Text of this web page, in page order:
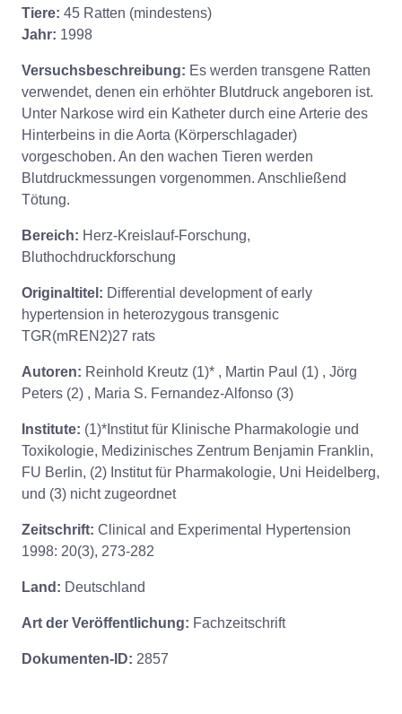
Tiere: 45 Ratten (mindestens)
Jahr: 1998
Versuchsbeschreibung: Es werden transgene Ratten
verwendet, denen ein erhöhter Blutdruck angeboren ist.
Unter Narkose wird ein Katheter durch eine Arterie des
Hinterbeins in die Aorta (Körperschlagader)
vorgeschoben. An den wachen Tieren werden
Blutdruckmessungen vorgenommen. Anschließend
Tötung.
Bereich: Herz-Kreislauf-Forschung,
Bluthochdruckforschung
Originaltitel: Differential development of early
hypertension in heterozygous transgenic
TGR(mREN2)27 rats
Autoren: Reinhold Kreutz (1)* , Martin Paul (1) , Jörg
Peters (2) , Maria S. Fernandez-Alfonso (3)
Institute: (1)*Institut für Klinische Pharmakologie und
Toxikologie, Medizinisches Zentrum Benjamin Franklin,
FU Berlin, (2) Institut für Pharmakologie, Uni Heidelberg,
und (3) nicht zugeordnet
Zeitschrift: Clinical and Experimental Hypertension
1998: 20(3), 273-282
Land: Deutschland
Art der Veröffentlichung: Fachzeitschrift
Dokumenten-ID: 2857